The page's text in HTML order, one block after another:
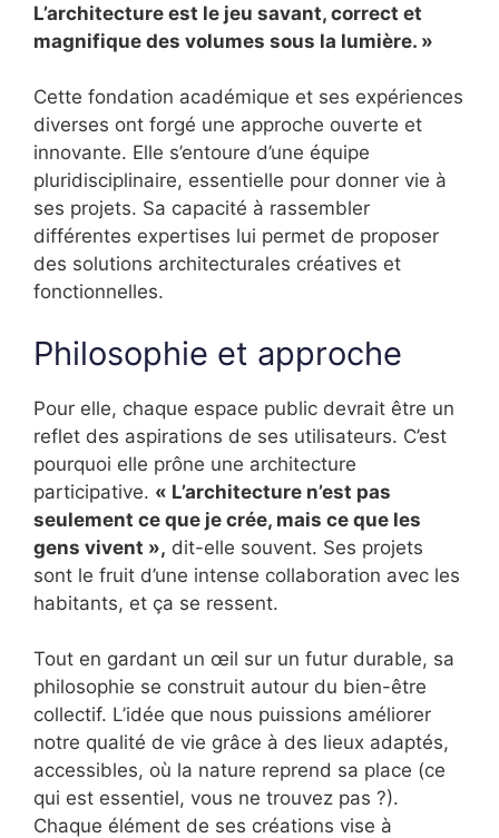
L’architecture est le jeu savant, correct et
magnifique des volumes sous la lumière. »
Cette fondation académique et ses expériences
diverses ont forgé une approche ouverte et
innovante. Elle s’entoure d’une équipe
pluridisciplinaire, essentielle pour donner vie à
ses projets. Sa capacité à rassembler
différentes expertises lui permet de proposer
des solutions architecturales créatives et
fonctionnelles.
Philosophie et approche
Pour elle, chaque espace public devrait être un
reflet des aspirations de ses utilisateurs. C’est
pourquoi elle prône une architecture
participative. « L’architecture n’est pas
seulement ce que je crée, mais ce que les
gens vivent », dit-elle souvent. Ses projets
sont le fruit d’une intense collaboration avec les
habitants, et ça se ressent.
Tout en gardant un œil sur un futur durable, sa
philosophie se construit autour du bien-être
collectif. L’idée que nous puissions améliorer
notre qualité de vie grâce à des lieux adaptés,
accessibles, où la nature reprend sa place (ce
qui est essentiel, vous ne trouvez pas ?).
Chaque élément de ses créations vise à